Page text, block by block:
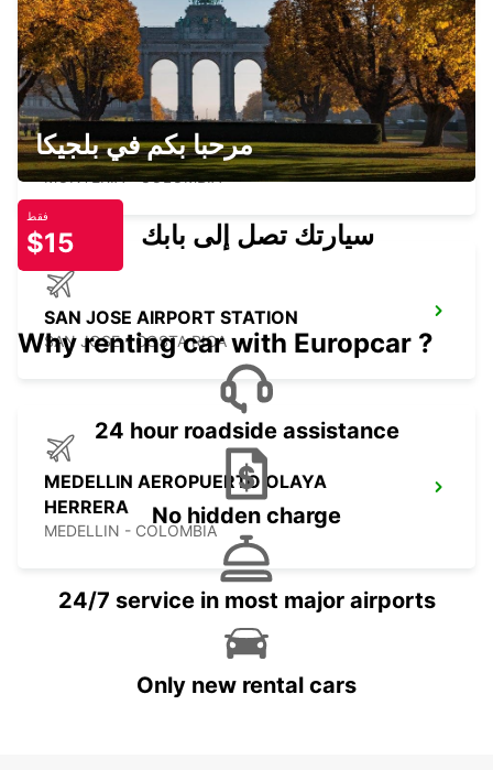
MONTERIA AEROPUERTO LOS
GARZONES
MONTERIA - COLOMBIA
SAN JOSE AIRPORT STATION
SAN JOSE - COSTA RICA
MEDELLIN AEROPUERTO OLAYA
HERRERA
MEDELLIN - COLOMBIA
مرحبا بكم في بلجيكا
فقط
$15 سيارتك تصل إلى بابك
Why renting car with Europcar ?
24 hour roadside assistance
No hidden charge
24/7 service in most major airports
Only new rental cars